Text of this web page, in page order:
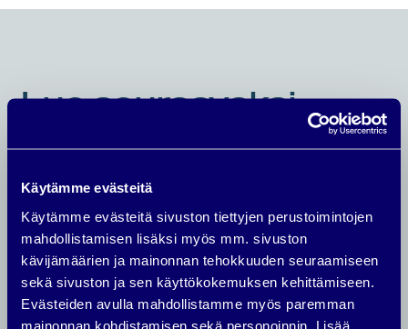
Käytämme evästeitä
Käytämme evästeitä sivuston tiettyjen perustoimintojen
mahdollistamisen lisäksi myös mm. sivuston
kävijämäärien ja mainonnan tehokkuuden seuraamiseen
sekä sivuston ja sen käyttökokemuksen kehittämiseen.
Evästeiden avulla mahdollistamme myös paremman
mainonnan kohdistamisen sekä personoinnin. Lisää
Lue seuraavaksi